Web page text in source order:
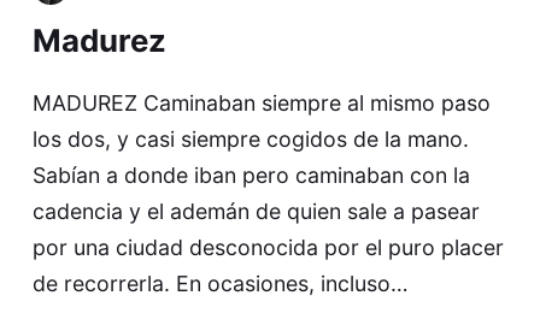
Madurez
MADUREZ Caminaban siempre al mismo paso
los dos, y casi siempre cogidos de la mano.
Sabían a donde iban pero caminaban con la
cadencia y el ademán de quien sale a pasear
por una ciudad desconocida por el puro placer
de recorrerla. En ocasiones, incluso…